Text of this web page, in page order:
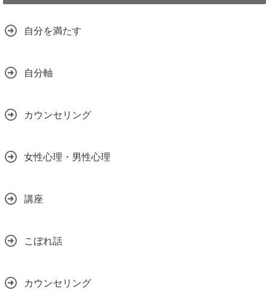
自分を満たす
自分軸
カウンセリング
女性心理・男性心理
講座
こぼれ話
カウンセリング